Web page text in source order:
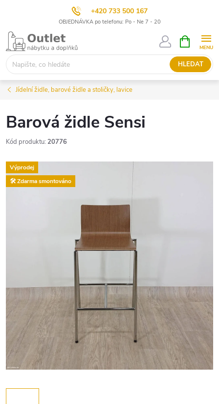
+420 733 500 167
OBJEDNÁVKA po telefonu: Po - Ne 7 - 20
Přejít
obsah
HLEDAT
NÁKUPNÍ
KOŠÍK
Jídelní židle, barové židle a stoličky, lavice
Barová židle Sensi
Kód produktu: 20776
Výprodej
🛠️ Zdarma smontováno